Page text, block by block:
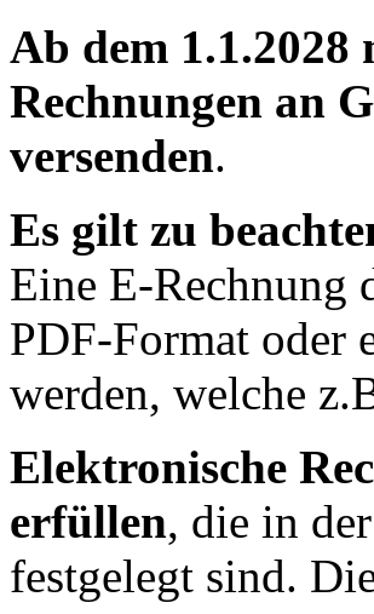
Ab dem 1.1.2028
Rechnungen an
versenden.
Es gilt zu
Eine E-Rechnung
PDF-Format oder
werden, welche
Elektronische
erfüllen, die in der
festgelegt sind.